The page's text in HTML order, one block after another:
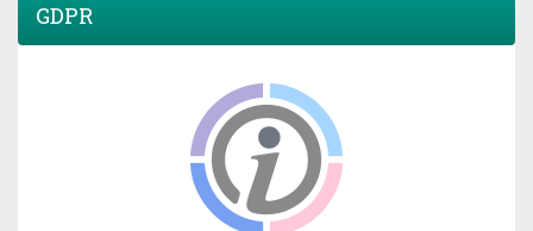
GDPR